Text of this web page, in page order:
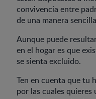
convivencia entre
de una manera
Aunque puede
en el hogar es que
se sienta excluido.
Ten en cuenta que tu
por las cuales